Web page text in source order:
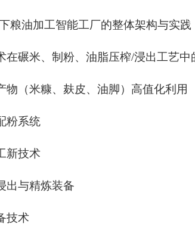
粮油加工智能工厂的整体架构与实践
在碾米、制粉、油脂压榨/浸出工艺中
物（米糠、麸皮、油脚）高值化利用
粉系统
新技术
出与精炼装备
技术